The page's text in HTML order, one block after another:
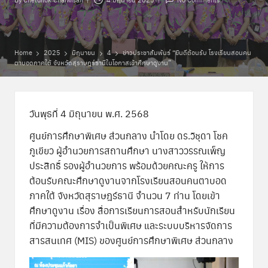
พิ
เ
ศ
ษ
Posted
by
Home 2025 มิถุนายน 4
ข่าวประชาสัมพันธ์ “ยินดีต้อนรับ โรงเรียนสอนคน
ตาบอดภาคใต้ จังหวัดสุราษฎร์ธานีในโอกาสเข้าศึกษาดูงาน”
วันพุธที่ 4 มิถุนายน พ.ศ. 2568
ศูนย์การศึกษาพิเศษ ส่วนกลาง นำโดย ดร.วิชุดา โชค
ภูเขียว ผู้อำนวยการสถานศึกษา นางสาววรรณเพ็ญ
ประสิทธิ์ รองผู้อำนวยการ พร้อมด้วยคณะครู ให้การ
ต้อนรับคณะศึกษาดูงานจากโรงเรียนสอนคนตาบอด
ภาคใต้ จังหวัดสุราษฎร์ธานี จำนวน 7 ท่าน โดยเข้า
ศึกษาดูงาน เรื่อง สื่อการเรียนการสอนสำหรับนักเรียน
ที่มีความต้องการจำเป็นพิเศษ และระบบบริหารจัดการ
สารสนเทศ (MIS) ของศูนย์การศึกษาพิเศษ ส่วนกลาง